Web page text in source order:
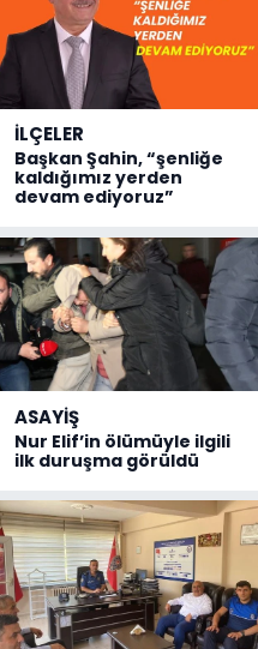
İLÇELER
Başkan Şahin, “şenliğe
kaldığımız yerden
devam ediyoruz”
ASAYİŞ
Nur Elif’in ölümüyle ilgili
ilk duruşma görüldü